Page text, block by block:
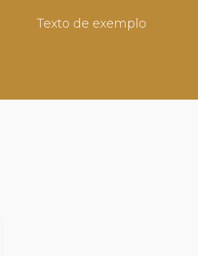
Texto de exemplo